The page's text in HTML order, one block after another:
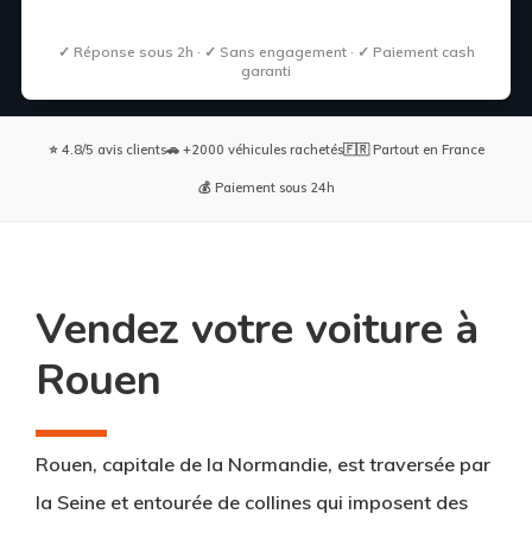
✓ Réponse sous 2h · ✓ Sans engagement · ✓ Paiement cash
garanti
⭐ 4.8/5 avis clients🚗 +2000 véhicules rachetés🇫🇷 Partout en France
💰 Paiement sous 24h
Vendez votre voiture à
Rouen
Rouen, capitale de la Normandie, est traversée par
la Seine et entourée de collines qui imposent des